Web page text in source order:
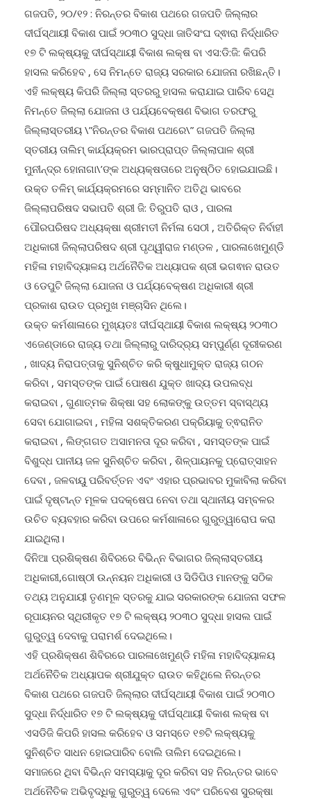
ଗଣେଶ କୁମାର ରାଜୁଙ୍କ ରିପୋର୍ଟ
ଗଜପତି, ୨୦/୧୨ : ନିରନ୍ତର ବିକାଶ ପଥରେ ଗଜପତି ଜିଲ୍ଲାର
ଦୀର୍ଘସ୍ଥାୟୀ ବିକାଶ ପାଇଁ ୨୦୩୦ ସୁଦ୍ଧା ଜାତିସଂଘ ଦ୍ଵାରା ନିର୍ଦ୍ଧାରିତ
୧୭ ଟି ଲକ୍ଷ୍ୟକୁ ଦୀର୍ଘସ୍ଥାୟୀ ବିକାଶ ଲକ୍ଷ ବା ଏସ:ଡି:ଜି: କିପରି
ହାସଲ କରିହେବ , ସେ ନିମନ୍ତେ ରାଜ୍ୟ ସରକାର ଯୋଜନା ରଖିଛନ୍ତି।
ଏହି ଲକ୍ଷ୍ୟ କିପରି ଜିଲ୍ଲା ସ୍ତରରୁ ହାସଲ କରାଯାଇ ପାରିବ ସେଥି
ନିମନ୍ତେ ଜିଲ୍ଲା ଯୋଜନା ଓ ପର୍ଯ୍ୟବେକ୍ଷଣ ବିଭାଗ ତରଫରୁ
ଜିଲ୍ଲାସ୍ତରୀୟ \”ନିରନ୍ତର ବିକାଶ ପଥରେ\” ଗଜପତି ଜିଲ୍ଲା
ସ୍ତରୀୟ ତାଲିମ୍ କାର୍ଯ୍ୟକ୍ରମ ଭାରପ୍ରାପ୍ତ ଜିଲ୍ଲାପାଳ ଶ୍ରୀ
ମୁନୀନ୍ଦ୍ର ହୋନାଗା\’ଙ୍କ ଅଧ୍ୟକ୍ଷତାରେ ଅନୁଷ୍ଠିତ ହୋଇଯାଇଛି।
ଉକ୍ତ ତଳିମ୍ କାର୍ଯ୍ୟକ୍ରମରେ ସମ୍ମାନିତ ଅତିଥି ଭାବରେ
ଜିଲ୍ଲାପରିଷଦ ସଭାପତି ଶ୍ରୀ ଜି: ତିରୁପତି ରାଓ , ପାରଳା
ପୌରପରିଷଦ ଅଧ୍ୟକ୍ଷା ଶ୍ରୀମତୀ ନିର୍ମଳା ସେଠୀ , ଅତିରିକ୍ତ ନିର୍ବାହୀ
ଅଧିକାରୀ ଜିଲ୍ଲାପରିଷଦ ଶ୍ରୀ ପୃଥ୍ୱୀରାଜ ମଣ୍ଡଳ , ପାରଳାଖେମୁଣ୍ଡି
ମହିଳା ମହାବିଦ୍ୟାଳୟ ଅର୍ଥନୈତିକ ଅଧ୍ୟାପକ ଶ୍ରୀ ଭଗଵାନ ରାଉତ
ଓ ଡେପୁଟି ଜିଲ୍ଲା ଯୋଜନା ଓ ପର୍ଯ୍ୟବେକ୍ଷଣ ଅଧିକାରୀ ଶ୍ରୀ
ପ୍ରକାଶ ରାଉତ ପ୍ରମୁଖ ମଞ୍ଚାସିନ ଥିଲେ।
ଉକ୍ତ କର୍ମଶାଳାରେ ମୁଖ୍ୟତଃ ଦୀର୍ଘସ୍ଥାୟୀ ବିକାଶ ଲକ୍ଷ୍ୟ ୨୦୩୦
ଏଜେଣ୍ଡାରେ ରାଜ୍ୟ ତଥା ଜିଲ୍ଲାରୁ ଦାରିଦ୍ର‌୍ୟ ସମ୍ପୁର୍ଣ୍ଣ ଦୂରୀକରଣ
, ଖାଦ୍ୟ ନିରାପତ୍ତାକୁ ସୁନିଶ୍ଚିତ କରି କ୍ଷୁଧାମୁକ୍ତ ରାଜ୍ୟ ଗଠନ
କରିବା , ସମସ୍ତଙ୍କ ପାଇଁ ପୋଷଣ ଯୁକ୍ତ ଖାଦ୍ୟ ଉପଲବ୍ଧ
କରାଇବା , ଗୁଣାତ୍ମକ ଶିକ୍ଷା ସହ ଲୋକଙ୍କୁ ଉତ୍ତମ ସ୍ବାସ୍ଥ୍ୟ
ସେବା ଯୋଗାଇବା , ମହିଳା ସଶକ୍ତିକରଣ ପକ୍ରିୟାକୁ ତ୍ଵରାନିତ
କରାଇବା , ଲିଙ୍ଗଗତ ଅସାମନତା ଦୂର କରିବା , ସମସ୍ତଙ୍କ ପାଇଁ
ବିଶୁଦ୍ଧ ପାନୀୟ ଜଳ ସୁନିଶ୍ଚିତ କରିବା , ଶିଳ୍ପାୟନକୁ ପ୍ରୋତ୍ସାହନ
ଦେବା , ଜଳବାୟୁ ପରିବର୍ତ୍ତନ ଏବଂ ଏହାର ପ୍ରଭାବର ମୁକାବିଲା କରିବା
ପାଇଁ ଦୃଷ୍ଟାନ୍ତ ମୂଳକ ପଦକ୍ଷେପ ନେବା ତଥା ସ୍ଥାନୀୟ ସମ୍ବଳର
ଉଚିତ ବ୍ୟବହାର କରିବା ଉପରେ କର୍ମଶାଳାରେ ଗୁରୁତ୍ୱାରୋପ କରା
ଯାଇଥିଲା।
ଦିନିଆ ପ୍ରଶିକ୍ଷଣ ଶିବିରରେ ବିଭିନ୍ନ ବିଭାଗର ଜିଲ୍ଲାସ୍ତରୀୟ
ଅଧିକାରୀ,ଗୋଷ୍ଠୀ ଉନ୍ନୟନ ଅଧିକାରୀ ଓ ସିଡିପିଓ ମାନଙ୍କୁ ସଠିକ
ତଥ୍ୟ ଅନୁଯାୟୀ ତୃଣମୂଳ ସ୍ତରକୁ ଯାଇ ସରକାରଙ୍କ ଯୋଜନା ସଫଳ
ରୂପାୟନର ସ୍ଥିରୀକୃତ ୧୭ ଟି ଲକ୍ଷ୍ୟ ୨୦୩୦ ସୁଦ୍ଧା ହାସଲ ପାଇଁ
ଗୁରୁତ୍ୱ ଦେବାକୁ ପରାମର୍ଶ ଦେଇଥିଲେ।
ଏହି ପ୍ରଶିକ୍ଷଣ ଶିବିରରେ ପାରଳାଖେମୁଣ୍ଡି ମହିଳା ମହାବିଦ୍ୟାଳୟ
ଅର୍ଥନୈତିକ ଅଧ୍ୟାପକ ଶ୍ରୀଯୁକ୍ତ ରାଉତ କହିଥିଲେ ନିରନ୍ତର
ବିକାଶ ପଥରେ ଗଜପତି ଜିଲ୍ଲାର ଦୀର୍ଘସ୍ଥାୟୀ ବିକାଶ ପାଇଁ ୨୦୩୦
ସୁଦ୍ଧା ନିର୍ଦ୍ଧାରିତ ୧୭ ଟି ଲକ୍ଷ୍ୟକୁ ଦୀର୍ଘସ୍ଥାୟୀ ବିକାଶ ଲକ୍ଷ ବା
ଏସଡିଜି କିପରି ହାସଲ କରିହେବ ଓ ସମସ୍ତେ ୧୭ଟି ଲକ୍ଷ୍ୟକୁ
ସୁନିଶ୍ଚିତ ସାଧନ ହୋଇପାରିବ ବୋଲି ତାଲିମ ଦେଇଥିଲେ।
ସମାଜରେ ଥିବା ବିଭିନ୍ନ ସମସ୍ୟାକୁ ଦୂର କରିବା ସହ ନିରନ୍ତର ଭାବେ